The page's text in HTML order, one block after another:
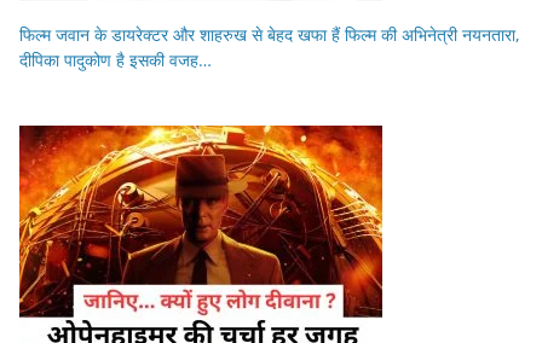
फिल्म जवान के डायरेक्टर और शाहरुख से बेहद खफा हैं फिल्म की अभिनेत्री नयनतारा,
दीपिका पादुकोण है इसकी वजह…